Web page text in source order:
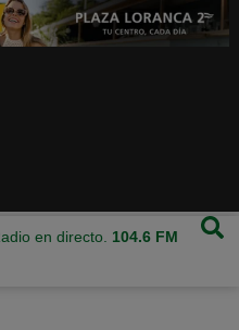
en directo. 104.6 FM